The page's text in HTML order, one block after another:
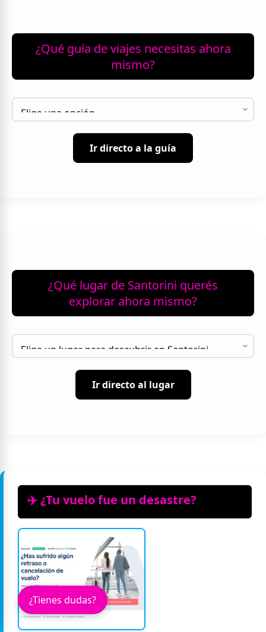
¿Qué guía de viajes necesitas ahora
mismo?
Ir directo a la guía
¿Qué lugar de Santorini querés
explorar ahora mismo?
Ir directo al lugar
✈️ ¿Tu vuelo fue un desastre?
¿Tienes dudas?